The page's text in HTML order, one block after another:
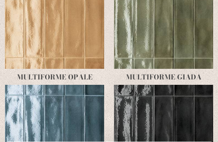
MULTIFORME OPALE MULTIFORME GIADA